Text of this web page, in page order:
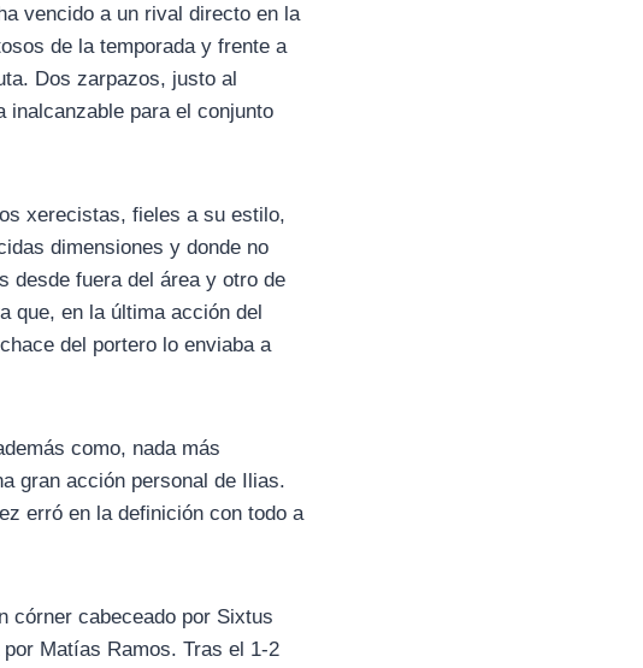
vencido a un rival directo en la
de la temporada y frente a
Dos zarpazos, justo al
inalcanzable para el conjunto
xerecistas, fieles a su estilo,
dimensiones y donde no
desde fuera del área y otro de
que, en la última acción del
del portero lo enviaba a
como, nada más
gran acción personal de Ilias.
erró en la definición con todo a
córner cabeceado por Sixtus
Matías Ramos. Tras el 1-2